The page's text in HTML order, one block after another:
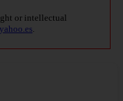
or intellectual